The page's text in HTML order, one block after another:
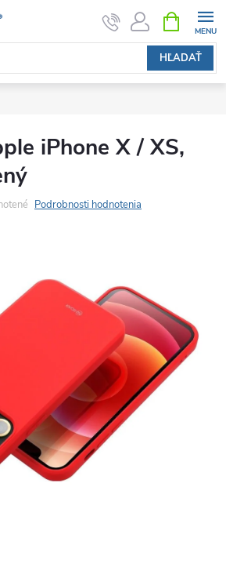
HĽADAŤ
KOŠÍK
iPhone X / XS,
Podrobnosti hodnotenia